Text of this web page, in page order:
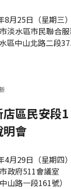
8月25日（星期三
淡水區市民聯合
區中山北路二段
店區民安
明會
4月29日（星期四
政府511會議室
山路一段161號）